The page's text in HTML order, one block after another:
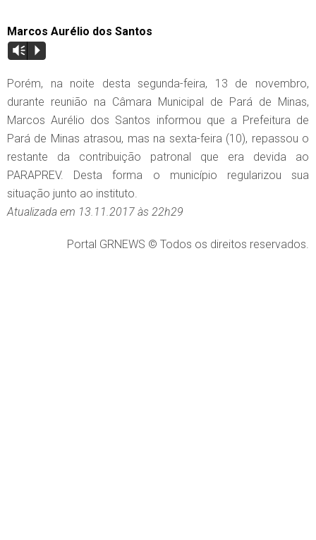
Marcos Aurélio dos Santos
Vm P
Porém, na noite desta segunda-feira, 13 de novembro,
durante reunião na Câmara Municipal de Pará de Minas,
Marcos Aurélio dos Santos informou que a Prefeitura de
Pará de Minas atrasou, mas na sexta-feira (10), repassou o
restante da contribuição patronal que era devida ao
PARAPREV. Desta forma o município regularizou sua
situação junto ao instituto.
Atualizada em 13.11.2017 às 22h29
Portal GRNEWS © Todos os direitos reservados.